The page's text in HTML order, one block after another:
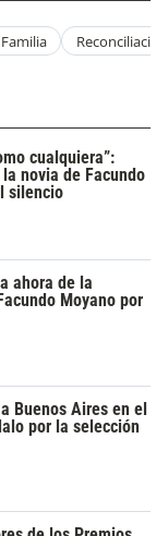
Familia Reconciliacion
cualquiera”:
novia de Facundo
silencio
ahora de la
Moyano por
Buenos Aires en el
por la selección